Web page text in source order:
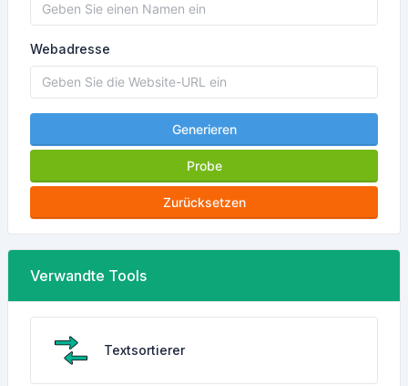
Webadresse
Generieren
Probe
Zurücksetzen
Verwandte Tools
Textsortierer